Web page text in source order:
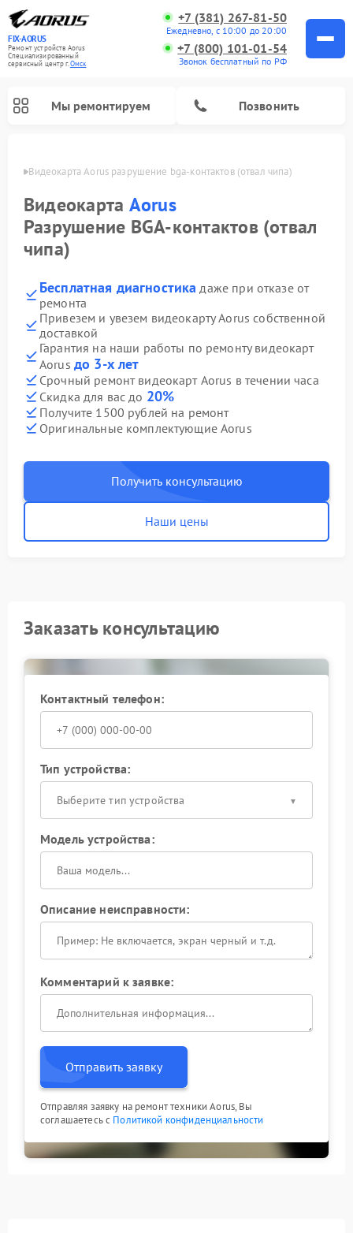
FIX-AORUS
Ремонт устройств Aorus
Специализированный
cервисный центр г.Омск
+7 (381) 267-81-50
Ежедневно, с 10:00 до 20:00
+7 (800) 101-01-54
Звонок бесплатный по РФ
Мы ремонтируем Позвонить
Видеокарта Aorus разрушение bga‑контактов (отвал чипа)
Видеокарта Aorus
Разрушение BGA‑контактов (отвал
чипа)
Бесплатная диагностика даже при отказе от
ремонта
Привезем и увезем видеокарту Aorus собственной
доставкой
Гарантия на наши работы по ремонту видеокарт
Aorus до 3-х лет
Срочный ремонт видеокарт Aorus в течении часа
Скидка для вас до 20%
Получите 1500 рублей на ремонт
Оригинальные комплектующие Aorus
Получить консультацию
Наши цены
Заказать консультацию
Контактный телефон:
Тип устройства:
Выберите тип устройства
Модель устройства:
Описание неисправности:
Комментарий к заявке:
Отправить заявку
Отправляя заявку на ремонт техники Aorus, Вы
соглашаетесь с Политикой конфиденциальности